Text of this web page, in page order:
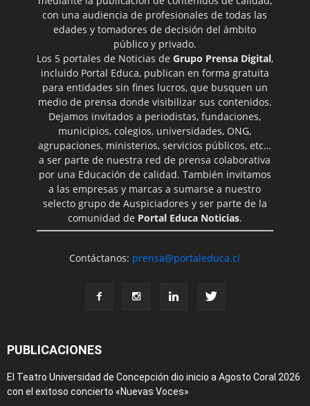
con una audiencia de profesionales de todas las
edades y tomadores de decisión del ámbito
público y privado.
Los 5 portales de Noticias de Grupo Prensa Digital,
incluido Portal Educa, publican en forma gratuita
para entidades sin fines lucros, que busquen un
medio de prensa donde visibilizar sus contenidos.
Dejamos invitados a periodistas, fundaciones,
municipios, colegios, universidades, ONG,
agrupaciones, ministerios, servicios públicos, etc…
a ser parte de nuestra red de prensa colaborativa
por una Educación de calidad. También invitamos
a las empresas y marcas a sumarse a nuestro
selecto grupo de Auspiciadores y ser parte de la
comunidad de Portal Educa Noticias.
Contáctanos: prensa@portaleduca.cl
PUBLICACIONES
El Teatro Universidad de Concepción dio inicio a Agosto Coral 2026
con el exitoso concierto «Nuevas Voces»